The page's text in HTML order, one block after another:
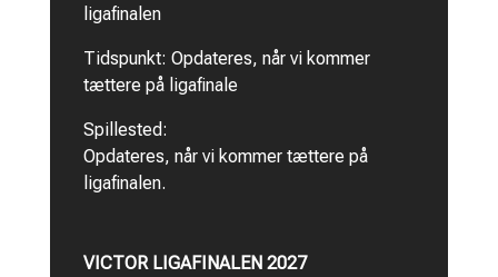
ligafinalen
Tidspunkt: Opdateres, når vi kommer
tættere på ligafinale
Spillested:
Opdateres, når vi kommer tættere på
ligafinalen.
VICTOR LIGAFINALEN 2027